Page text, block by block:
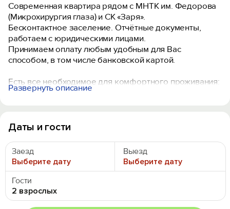
Современная квартира рядом с МНТК им. Федорова
(Микрохирургия глаза) и СК «Заря».
Бесконтактное заселение. Отчётные документы,
работаем с юридическими лицами.
Принимаем оплату любым удобным для Вас
способом, в том числе банковской картой.
Есть все необходимое для комфортного проживания:
высокоскоростной Wi-Fi интернет, техника:
оборудoвaна всем необxoдимым для большой
компании.
Прeдoстaвляем поcтельнoe бельe и полотенца.
Общественная парковка во дворе дома.
При запросе гостя предоставляем гигиенический
набор (зубная щетка, гель для душа, шампунь,
Развернуть описание
Даты и гости
Заезд
Выберите дату
Выезд
Выберите дату
Гости
2 взрослых